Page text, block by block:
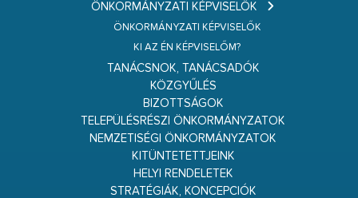
ÖNKORMÁNYZATI KÉPVISELŐK
ÖNKORMÁNYZATI KÉPVISELŐK
KI AZ ÉN KÉPVISELŐM?
TANÁCSNOK, TANÁCSADÓK
KÖZGYŰLÉS
BIZOTTSÁGOK
TELEPÜLÉSRÉSZI ÖNKORMÁNYZATOK
NEMZETISÉGI ÖNKORMÁNYZATOK
KITÜNTETETTJEINK
HELYI RENDELETEK
STRATÉGIÁK, KONCEPCIÓK